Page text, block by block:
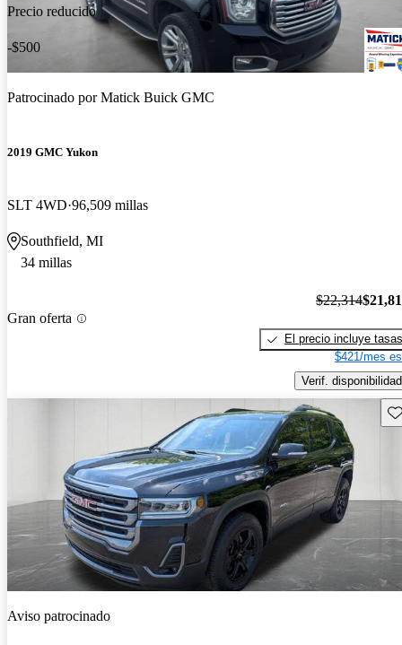
Precio reducido
-$500
Patrocinado porMatick Buick GMC
2019 GMC Yukon
SLT 4WD 96,509 millas
Southfield, MI
34 millas
Gran oferta
$22,314
El precio incluye tasas
$421/mes
Verif. disponibilidad
Aviso patrocinado